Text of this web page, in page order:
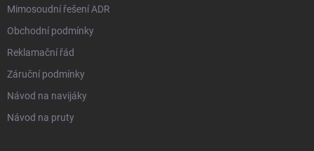
Mimosoudní řešení ADR
Obchodní podmínky
Reklamační řád
Záruční podmínky
Návod na navijáky
Návod na pruty